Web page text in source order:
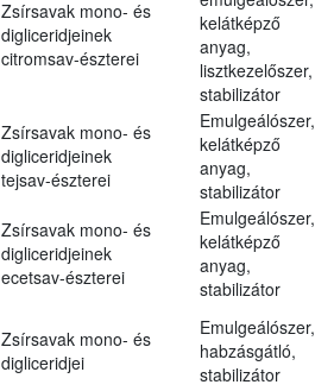
Zsírsavak mono- és
digliceridjeinek
citromsav-észterei
kelátképző
anyag,
lisztkezelőszer,
stabilizátor
Zsírsavak mono- és
digliceridjeinek
tejsav-észterei
Emulgeálószer,
kelátképző
anyag,
stabilizátor
Zsírsavak mono- és
digliceridjeinek
ecetsav-észterei
Emulgeálószer,
kelátképző
anyag,
stabilizátor
Zsírsavak mono- és
digliceridjei
Emulgeálószer,
habzásgátló,
stabilizátor